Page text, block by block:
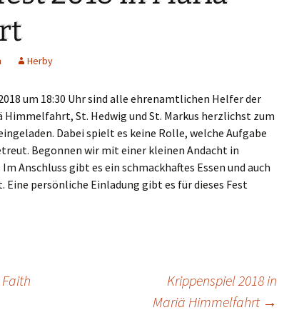
Link)
St. Gallus (ext. Link)
Stadtkirche Frankfurt
(ext. Link)
St. Josef Bornheim (ext.
PGR – Wahl 2015
Bistum
Notruf
Kirche Mariä Himmelfahrt
Eltern-Kind-GruppeSeniorenarbeit
Tauffamilien
Herby
um 18:30 Uhr sind alle ehrenamtlichen Helfer der
St. Hedwig und St. Markus herzlichst zum
Dabei spielt es keine Rolle, welche Aufgabe
Begonnen wir mit einer kleinen Andacht in
Anschluss gibt es ein schmackhaftes Essen und auch
persönliche Einladung gibt es für dieses Fest
Krippenspiel 2018 in
Mariä Himmelfahrt →